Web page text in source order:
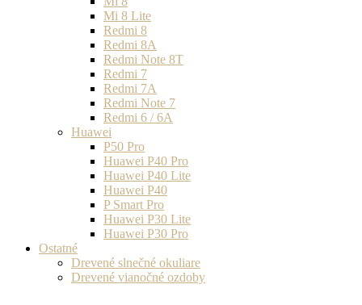
Mi 8 Lite
Redmi 8
Redmi 8A
Redmi Note 8T
Redmi 7
Redmi 7A
Redmi Note 7
Redmi 6 / 6A
Huawei
P50 Pro
Huawei P40 Pro
Huawei P40 Lite
Huawei P40
P Smart Pro
Huawei P30 Lite
Huawei P30 Pro
Ostatné
Drevené slnečné okuliare
Drevené vianočné ozdoby